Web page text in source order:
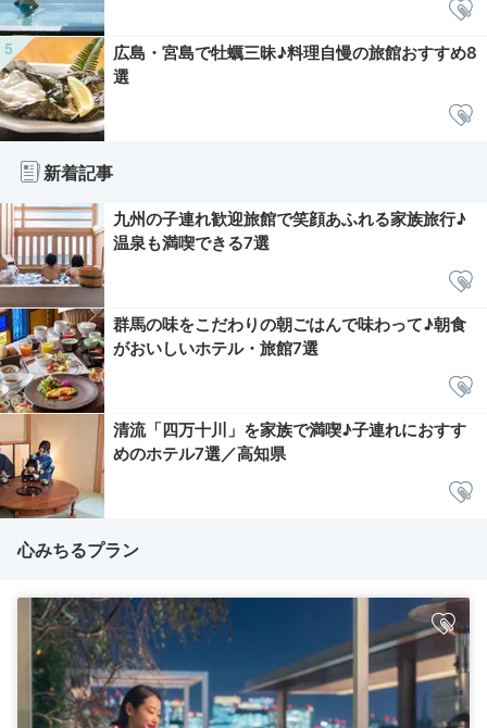
広島・宮島で牡蠣三昧♪料理自慢の旅館おすすめ8
選
新着記事
九州の子連れ歓迎旅館で笑顔あふれる家族旅行♪
温泉も満喫できる7選
群馬の味をこだわりの朝ごはんで味わって♪朝食
がおいしいホテル・旅館7選
清流「四万十川」を家族で満喫♪子連れにおすす
めのホテル7選／高知県
心みちるプラン